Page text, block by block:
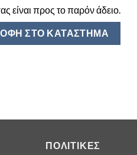
είναι προς το παρόν άδειο.
ΣΤΟ ΚΑΤΆΣΤΗΜΑ
ΠΟΛΙΤΙΚΈΣ